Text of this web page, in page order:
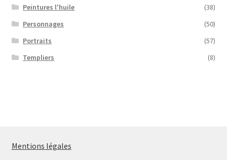
Peintures l'huile
(38)
Personnages
(50)
Portraits
(57)
Templiers
(8)
Mentions légales